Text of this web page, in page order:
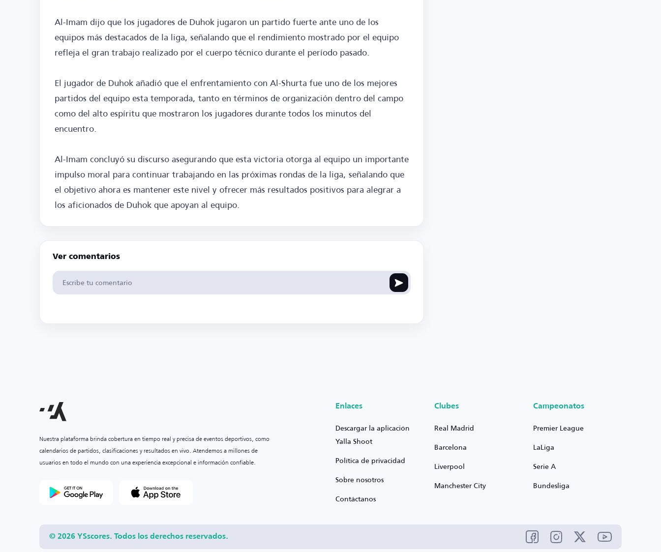
Al-Imam dijo que los jugadores de Duhok jugaron un partido fuerte ante uno de los
equipos más destacados de la liga, señalando que el rendimiento mostrado por el equipo
refleja el gran trabajo realizado por el cuerpo técnico durante el período pasado.
El jugador de Duhok añadió que el enfrentamiento con Al-Shurta fue uno de los mejores
partidos del equipo esta temporada, tanto en términos de organización dentro del campo
como del alto espíritu que mostraron los jugadores durante todos los minutos del
encuentro.
Al-Imam concluyó su discurso asegurando que esta victoria otorga al equipo un importante
impulso moral para continuar trabajando en las próximas rondas de la liga, señalando que
el objetivo ahora es mantener este nivel y ofrecer más resultados positivos para alegrar a
los aficionados de Duhok que apoyan al equipo.
Ver comentarios
Nuestra plataforma brinda cobertura en tiempo real y precisa de eventos deportivos, como
calendarios de partidos, clasificaciones y resultados en vivo. Atendemos a millones de
usuarios en todo el mundo con una experiencia excepcional e información confiable.
Enlaces
Descargar la aplicación
Yalla Shoot
Política de privacidad
Sobre nosotros
Contáctanos
Clubes
Real Madrid
Barcelona
Liverpool
Manchester City
Campeonatos
Premier League
LaLiga
Serie A
Bundesliga
© 2026 YSscores. Todos los derechos reservados.